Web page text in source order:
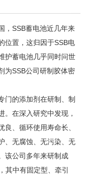
，SSB蓄电池近几年来
位置，这归因于SSB电
护蓄电池几乎同时问世
为SSB公司研制胶体密
门的添加剂在研制、制
。在深入研究中发现，
、循环使用寿命长、
、无腐蚀、无污染、无
该公司多年来研制成
其中有固定型、牵引